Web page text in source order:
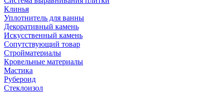
Клинья
Уплотнитель для ванны
Декоративный камень
Искусственный камень
Сопутствующий товар
Стройматериалы
Кровельные материалы
Мастика
Рубероид
Стеклоизол